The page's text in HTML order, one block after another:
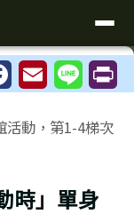
活動，第1-4梯次
時」單身